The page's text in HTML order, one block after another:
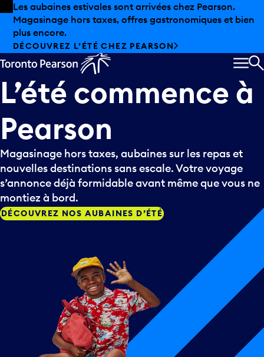
Skip to offers
Passer au contenu principal
Les aubaines estivales sont arrivées chez Pearson.
Magasinage hors taxes, offres gastronomiques et bien
plus encore.
DÉCOUVREZ L’ÉTÉ CHEZ PEARSON
L’été commence à
Pearson
Magasinage hors taxes, aubaines sur les repas et
nouvelles destinations sans escale. Votre voyage
s’annonce déjà formidable avant même que vous ne
montiez à bord.
DÉCOUVREZ NOS AUBAINES D’ÉTÉ